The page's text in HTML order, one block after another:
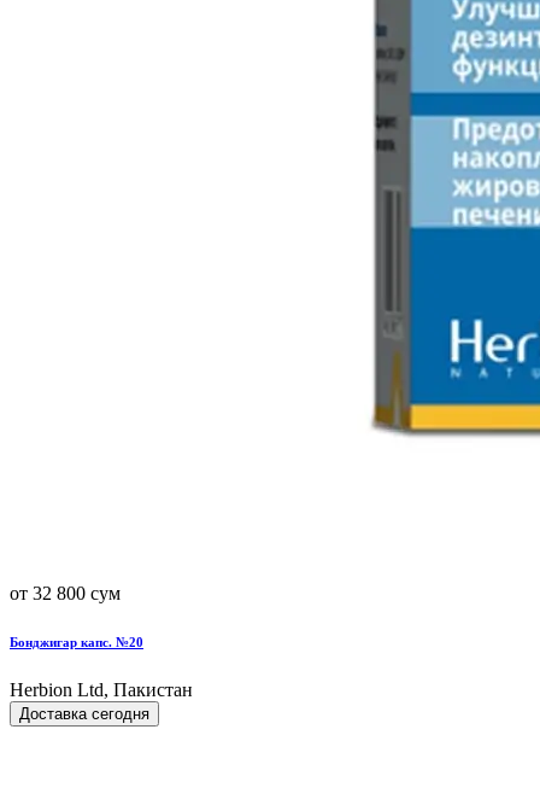
от 32 800 сум
Бонджигар капс. №20
Herbion Ltd, Пакистан
Доставка сегодня